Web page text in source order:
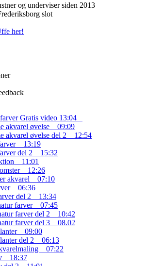
og underviser siden 2013
slot
her!
Gratis video 13:04
akvarel øvelse
09:09
akvarel øvelse del 2
12:54
13:19
del 2
15:32
11:01
12:26
akvarel
07:10
06:36
del 2
13:34
farver
07:45
farver del 2
10:42
farver del 3
08.02
09:00
del 2
06:13
07:22
18:37